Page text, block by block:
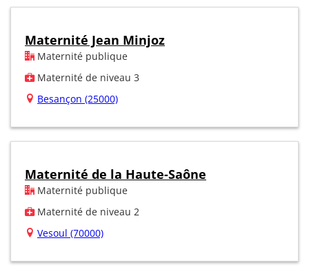
Maternité Jean Minjoz
Maternité publique
Maternité de niveau 3
Besançon (25000)
Maternité de la Haute-Saône
Maternité publique
Maternité de niveau 2
Vesoul (70000)